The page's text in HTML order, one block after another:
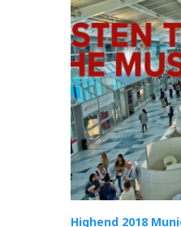
i
g
h
e
n
Highend 2018